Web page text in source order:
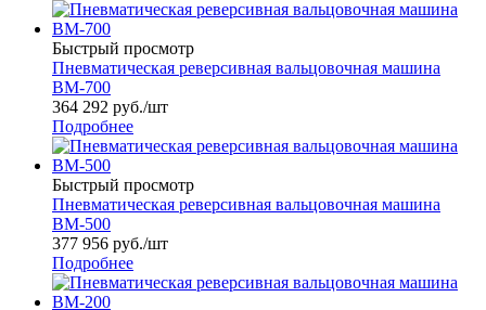
Быстрый просмотр
Пневматическая реверсивная вальцовочная машина
ВМ-700
364 292 руб./шт
Подробнее
Быстрый просмотр
Пневматическая реверсивная вальцовочная машина
ВМ-500
377 956 руб./шт
Подробнее